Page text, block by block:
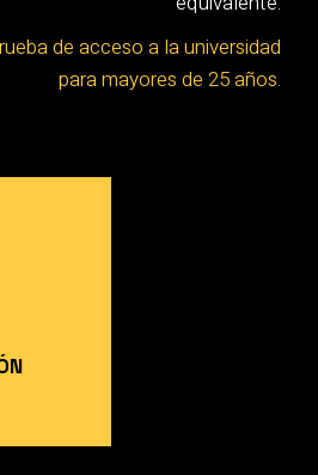
de acceso a la universidad
para mayores de 25 años.